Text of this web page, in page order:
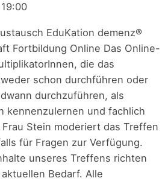
19:00
EduKation demenz®
Fortbildung Online Das Online-
die das
schon durchführen oder
durchzuführen, als
kennenzulernen und fachlich
Stein moderiert das Treffen
für Fragen zur Verfügung.
unseres Treffens richten
Bedarf. Alle